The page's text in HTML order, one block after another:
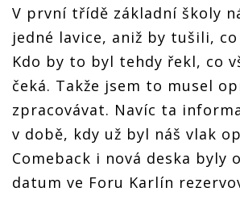
V první třídě základní školy
jedné lavice, aniž by tušili,
Kdo by to byl tehdy řekl, co
čeká. Takže jsem to musel
zpracovávat. Navíc ta
v době, kdy už byl náš vlak
Comeback i nová deska byly
datum ve Foru Karlín